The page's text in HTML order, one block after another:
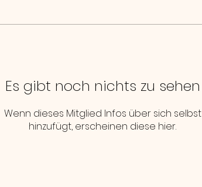
Es gibt noch nichts zu sehen
Wenn dieses Mitglied Infos über sich selbst
hinzufügt, erscheinen diese hier.